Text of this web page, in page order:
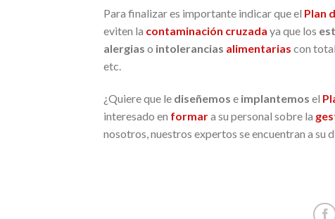
Para finalizar es importante indicar que el Plan
eviten la contaminación cruzada ya que los
alergias o intolerancias alimentarias con total
etc.
¿Quiere que le diseñemos e implantemos el
interesado en formara su personal sobre la
nosotros, nuestros expertos se encuentran a su